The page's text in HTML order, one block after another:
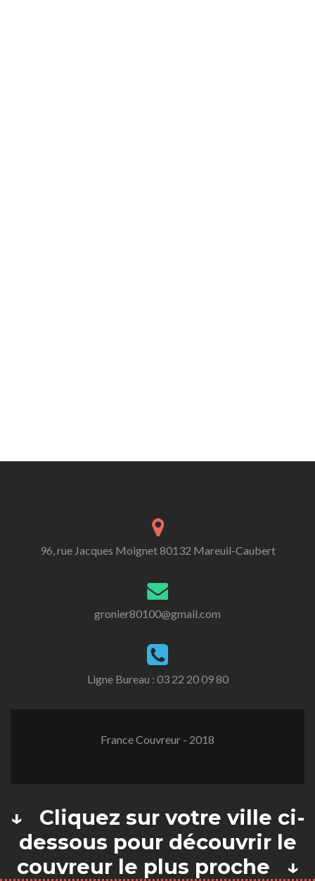
96, rue Jacques Moignet 80132 Mareuil-Caubert
gronier80100@gmail.com
Ligne Bureau : 03 22 20 09 80
France Couvreur - 2018
↓ Cliquez sur votre ville ci-
dessous pour découvrir le
couvreur le plus proche ↓